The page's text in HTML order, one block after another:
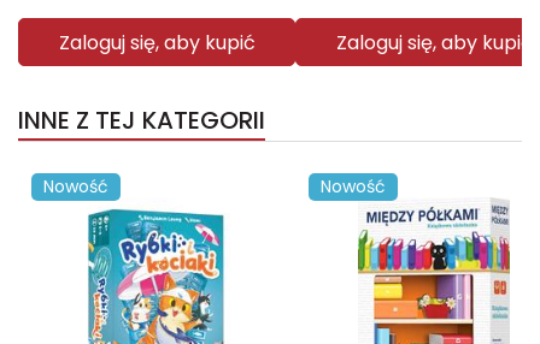
Zaloguj się, aby kupić Zaloguj się, aby kupić
INNE Z TEJ KATEGORII
Nowość Nowość